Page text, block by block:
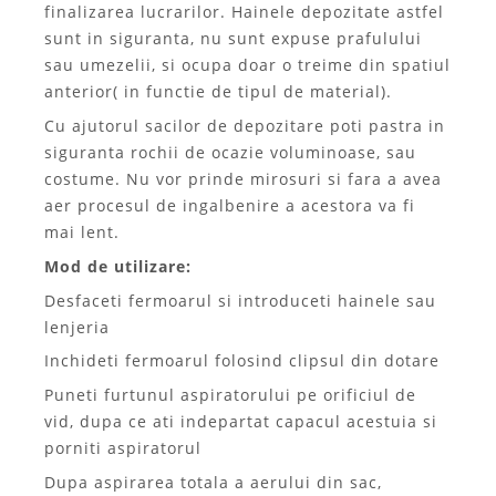
finalizarea lucrarilor. Hainele depozitate astfel
sunt in siguranta, nu sunt expuse prafulului
sau umezelii, si ocupa doar o treime din spatiul
anterior( in functie de tipul de material).
Cu ajutorul sacilor de depozitare poti pastra in
siguranta rochii de ocazie voluminoase, sau
costume. Nu vor prinde mirosuri si fara a avea
aer procesul de ingalbenire a acestora va fi
mai lent.
Mod de utilizare:
Desfaceti fermoarul si introduceti hainele sau
lenjeria
Inchideti fermoarul folosind clipsul din dotare
Puneti furtunul aspiratorului pe orificiul de
vid, dupa ce ati indepartat capacul acestuia si
porniti aspiratorul
Dupa aspirarea totala a aerului din sac,